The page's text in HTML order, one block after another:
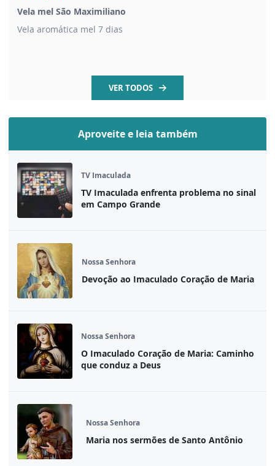
Vela mel São Maximiliano
Vela aromática mel 7 dias
VER TODOS
Aproveite e leia também
TV Imaculada
TV Imaculada enfrenta problema no sinal
em Campo Grande
Nossa Senhora
Devoção ao Imaculado Coração de Maria
Nossa Senhora
O Imaculado Coração de Maria: Caminho
que conduz a Deus
Nossa Senhora
Maria nos sermões de Santo Antônio